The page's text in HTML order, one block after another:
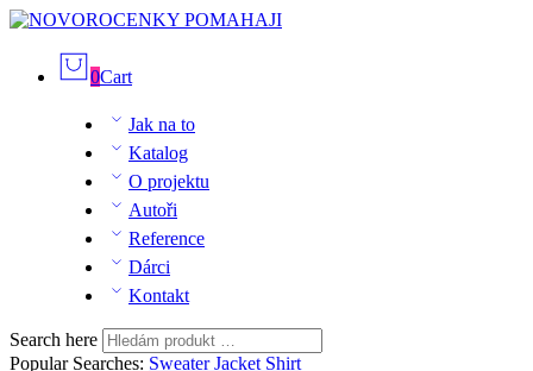
0Cart
Jak na to
Katalog
O projektu
Autoři
Reference
Dárci
Kontakt
Search here
Popular Searches: SweaterJacket Shirt